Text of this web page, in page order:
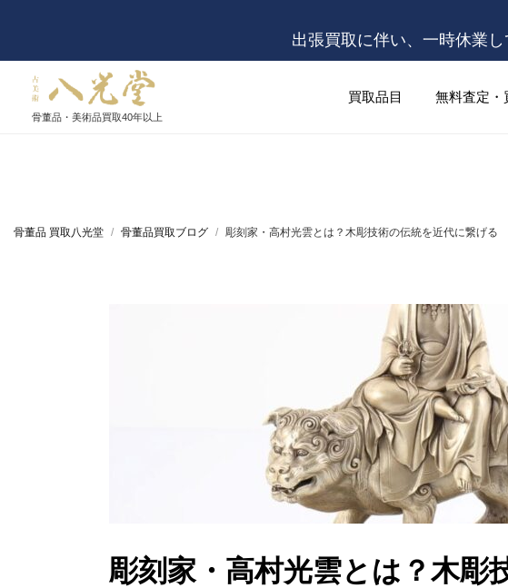
出張買取に伴い、一時休業
骨董品・美術品買取40年以上
買取品目 無料査定・
骨董品 買取八光堂 骨董品買取ブログ 彫刻家・高村光雲とは？木彫技術の伝統を近代に繋げる
彫刻家・高村光雲とは？木彫